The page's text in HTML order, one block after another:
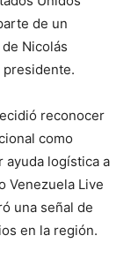
de un
Nicolás
presidente.
reconocer
como
ayuda logística a
Venezuela Live
una señal de
en la región.